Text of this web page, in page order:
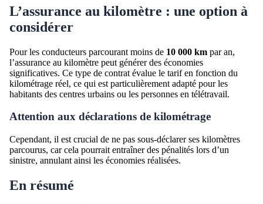
L’assurance au kilomètre : une option à
considérer
Pour les conducteurs parcourant moins de 10 000 km par an,
l’assurance au kilomètre peut générer des économies
significatives. Ce type de contrat évalue le tarif en fonction du
kilométrage réel, ce qui est particulièrement adapté pour les
habitants des centres urbains ou les personnes en télétravail.
Attention aux déclarations de kilométrage
Cependant, il est crucial de ne pas sous-déclarer ses kilomètres
parcourus, car cela pourrait entraîner des pénalités lors d’un
sinistre, annulant ainsi les économies réalisées.
En résumé